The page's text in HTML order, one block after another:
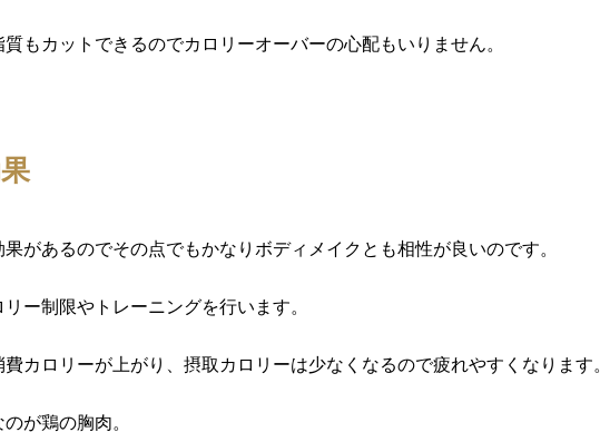
もカットできるのでカロリーオーバーの心配もいりません。
があるのでその点でもかなりボディメイクとも相性が良いのです。
ー制限やトレーニングを行います。
カロリーが上がり、摂取カロリーは少なくなるので疲れやすくなります。
が鶏の胸肉。